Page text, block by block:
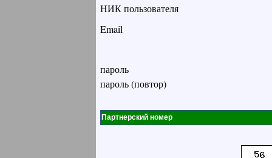
НИК пользователя
Email
пароль
пароль (повтор)
Партнерский номер